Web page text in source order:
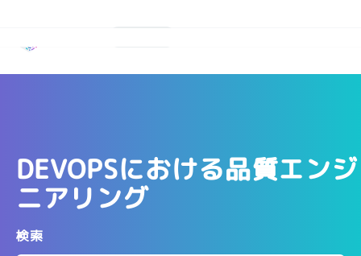
ソリューション
リソース
DEVOPSにおける品質エンジ
ニアリング
検索